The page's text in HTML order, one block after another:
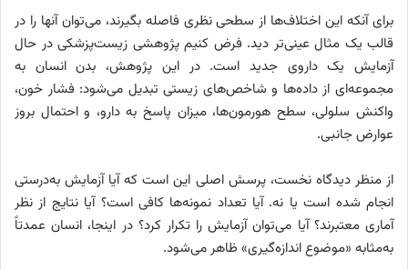
برای آنکه این اختلاف‌ها از سطحی نظری فاصله بگیرند، می‌توان آنها را در
قالب یک مثال عینی‌تر دید. فرض کنیم پژوهشی زیست‌پزشکی در حال
آزمایش یک داروی جدید است. در این پژوهش، بدن انسان به
مجموعه‌ای از داده‌ها و شاخص‌های زیستی تبدیل می‌شود: فشار خون،
واکنش سلولی، سطح هورمون‌ها، میزان پاسخ به دارو، و احتمال بروز
عوارض جانبی.
از منظر دیدگاه نخست، پرسش اصلی این است که آیا آزمایش به‌درستی
انجام شده است یا نه. آیا تعداد نمونه‌ها کافی است؟ آیا نتایج از نظر
آماری معتبرند؟ آیا می‌توان آزمایش را تکرار کرد؟ در اینجا، انسان عمدتاً
به‌مثابه «موضوع اندازه‌گیری» ظاهر می‌شود.